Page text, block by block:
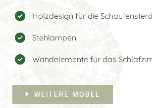
Holzdesign für die
Stehlampen
Wandelemente für das
WEITERE MÖBEL